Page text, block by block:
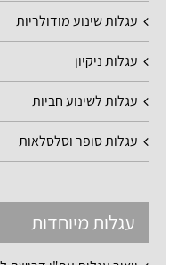
עגלות שינוע מודולריות
עגלות ניקיון
עגלות לשינוע חביות
עגלות סופר וסלסלאות
עגלות מיוחדות